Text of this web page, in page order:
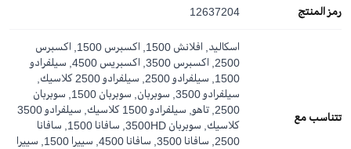
رمز المنتج 12637204
تتناسب مع
اسكاليد, افلانش 1500, اكسبرس 1500, اكسبرس
2500, اكسبرس 3500, اكسبريس 4500, سيلفرادو
1500, سيلفرادو 2500, سيلفرادو 2500 كلاسيك,
سيلفرادو 3500, سوبربان, سوبربان 1500, سوبربان
2500, تاهو, سيلفرادو 1500 كلاسيك, سيلفرادو 3500
كلاسيك, سوبربان 3500HD, سافانا 1500, سافانا
2500, سافانا 3500, سافانا 4500, سييرا 1500, سييرا